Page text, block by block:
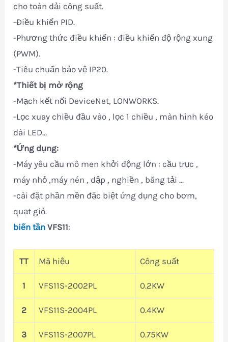
cho toàn dải công suất.
-Điều khiển PID.
-Phương thức điều khiển : điều khiển độ rộng xung
(PWM).
-Tiêu chuẩn bảo vệ IP20.
*Thiết bị mở rộng
-Mạch kết nối DeviceNet, LONWORKS.
-Lọc xuay chiều đầu vào , lọc 1 chiều , màn hình kéo
dài LED…
*Ứng dụng:
-Máy yêu cầu mô men khởi động lớn : cầu trục ,
máy nhỏ ,máy nén , dập , nghiền , băng tải …
-cài đặt phần mền đặc biệt ứng dụng cho bơm,
quạt gió.
biến tần VFS11:
TT Mã hiệu Công suất
1 VFS11S-2002PL 0.2KW
2 VFS11S-2004PL 0.4KW
3 VFS11S-2007PL 0.75KW